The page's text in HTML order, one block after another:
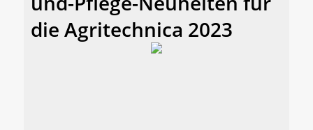
die Agritechnica 2023